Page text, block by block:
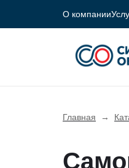
О компании
Главная →